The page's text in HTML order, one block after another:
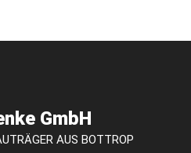
GmbH
AUS BOTTROP